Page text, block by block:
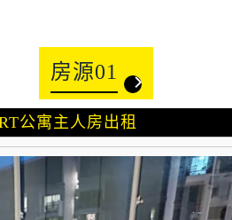
房源01
公寓主人房出租